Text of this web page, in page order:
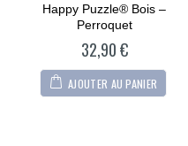
0
of
Happy Puzzle® Bois –
Perroquet
32,90€
AJOUTER AU PANIER